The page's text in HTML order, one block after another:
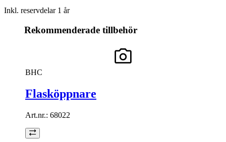
Inkl. reservdelar 1 år
Rekommenderade tillbehör
BHC
Flasköppnare
Art.nr.: 68022